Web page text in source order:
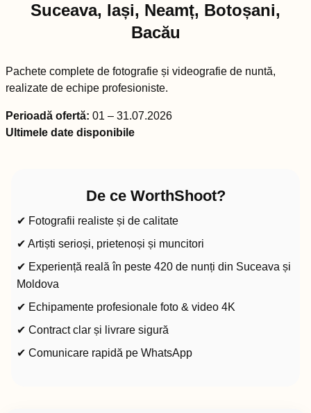
Suceava, Iași, Neamț, Botoșani,
Bacău
Pachete complete de fotografie și videografie de nuntă,
realizate de echipe profesioniste.
Perioadă ofertă: 01 – 31.07.2026
Ultimele date disponibile
De ce WorthShoot?
✔ Fotografii realiste și de calitate
✔ Artiști serioși, prietenoși și muncitori
✔ Experiență reală în peste 420 de nunți din Suceava și
Moldova
✔ Echipamente profesionale foto & video 4K
✔ Contract clar și livrare sigură
✔ Comunicare rapidă pe WhatsApp